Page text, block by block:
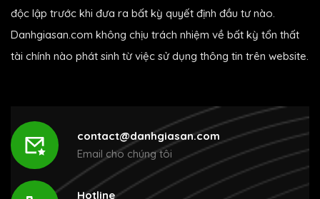
độc lập trước khi đưa ra bất kỳ quyết định đầu tư nào.
Danhgiasan.com không chịu trách nhiệm về bất kỳ tổn thất
tài chính nào phát sinh từ việc sử dụng thông tin trên website.
contact@danhgiasan.com
Email cho chúng tôi
Hotline